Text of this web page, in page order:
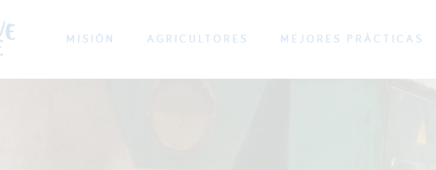
MISIÓN AGRICULTORES MEJORES PRÁCTICAS